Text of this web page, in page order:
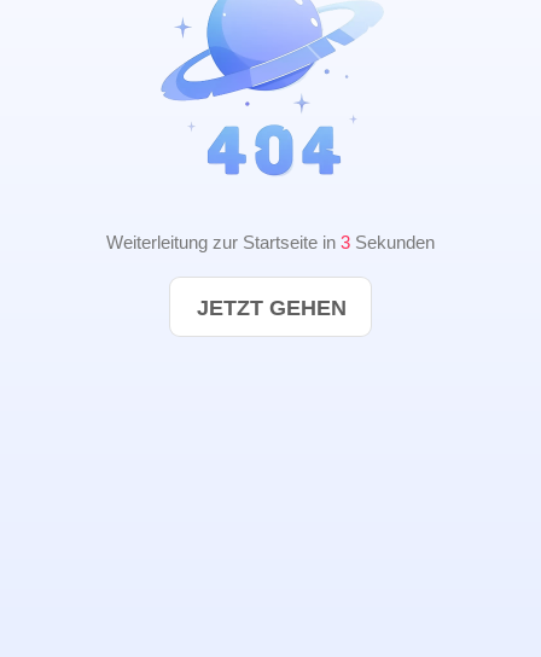
Weiterleitung zur Startseite in 2 Sekunden
JETZT GEHEN